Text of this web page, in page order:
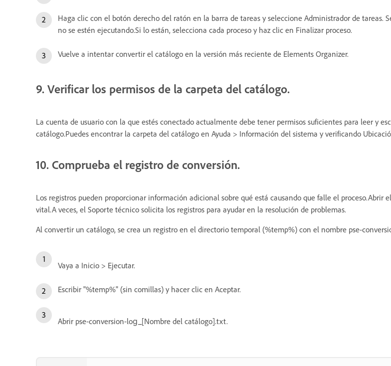
Haga clic con el botón derecho del ratón en la barra de tareas y seleccione Administrador de tareas.
no se estén ejecutando.Si lo están, selecciona cada proceso y haz clic en Finalizar proceso.
Vuelve a intentar convertir el catálogo en la versión más reciente de Elements Organizer.
9. Verificar los permisos de la carpeta del catálogo.
La cuenta de usuario con la que estés conectado actualmente debe tener permisos suficientes para leer y
catálogo.Puedes encontrar la carpeta del catálogo en Ayuda > Información del sistema y verificando
10. Comprueba el registro de conversión.
Los registros pueden proporcionar información adicional sobre qué está causando que falle el
vital.A veces, el Soporte técnico solicita los registros para ayudar en la resolución de problemas.
Al convertir un catálogo, se crea un registro en el directorio temporal (%temp%) con el nombre pse-
Vaya a Inicio > Ejecutar.
Escribir "%temp%" (sin comillas) y hacer clic en Aceptar.
Abrir pse-conversion-log_[Nombre del catálogo].txt.